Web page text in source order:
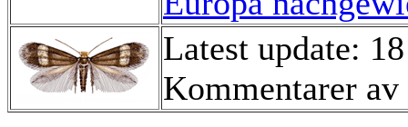
Latest update:
Kommentarer